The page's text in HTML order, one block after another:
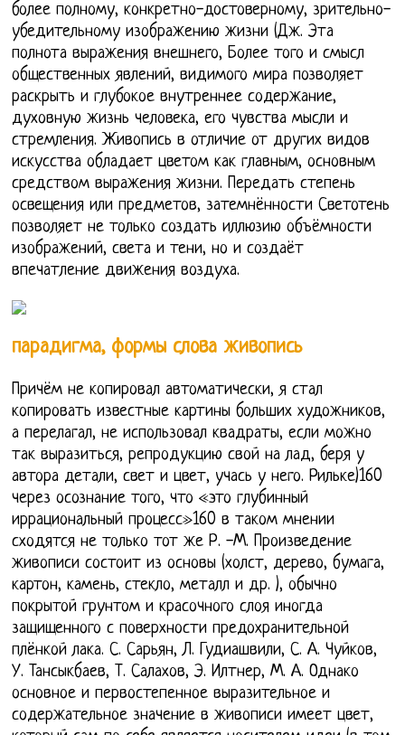
более полному, конкретно-достоверному, зрительно-
убедительному изображению жизни (Дж. Эта
полнота выражения внешнего, Более того и смысл
общественных явлений, видимого мира позволяет
раскрыть и глубокое внутреннее содержание,
духовную жизнь человека, его чувства мысли и
стремления. Живопись в отличие от других видов
искусства обладает цветом как главным, основным
средством выражения жизни. Передать степень
освещения или предметов, затемнённости Светотень
позволяет не только создать иллюзию объёмности
изображений, света и тени, но и создаёт
впечатление движения воздуха.
парадигма, формы слова живопись
Причём не копировал автоматически, я стал
копировать известные картины больших художников,
а перелагал, не использовал квадраты, если можно
так выразиться, репродукцию свой на лад, беря у
автора детали, свет и цвет, учась у него. Рильке)160
через осознание того, что «это глубинный
иррациональный процесс»160 в таком мнении
сходятся не только тот же Р. -М. Произведение
живописи состоит из основы (холст, дерево, бумага,
картон, камень, стекло, металл и др. ), обычно
покрытой грунтом и красочного слоя иногда
защищенного с поверхности предохранительной
плёнкой лака. С. Сарьян, Л. Гудиашвили, С. А. Чуйков,
У. Тансыкбаев, Т. Салахов, Э. Илтнер, М. А. Однако
основное и первостепенное выразительное и
содержательное значение в живописи имеет цвет,